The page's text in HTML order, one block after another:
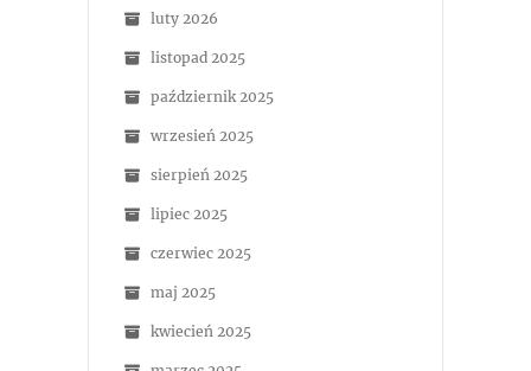
luty 2026
listopad 2025
październik 2025
wrzesień 2025
sierpień 2025
lipiec 2025
czerwiec 2025
maj 2025
kwiecień 2025